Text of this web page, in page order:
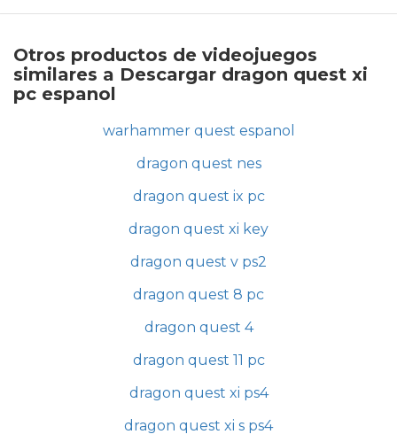
Otros productos de videojuegos
similares a Descargar dragon quest xi
pc espanol
warhammer quest espanol
dragon quest nes
dragon quest ix pc
dragon quest xi key
dragon quest v ps2
dragon quest 8 pc
dragon quest 4
dragon quest 11 pc
dragon quest xi ps4
dragon quest xi s ps4